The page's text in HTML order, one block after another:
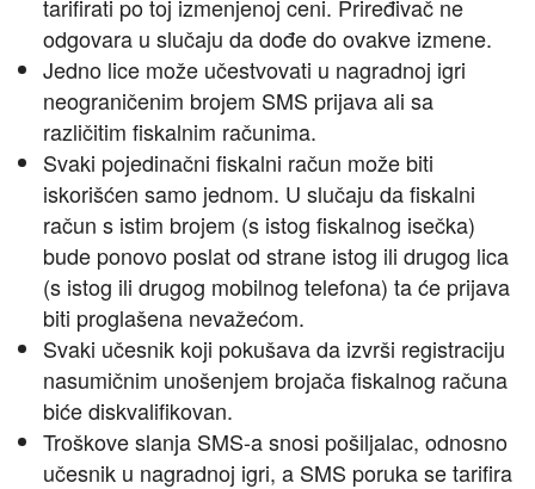
tarifirati po toj izmenjenoj ceni. Priređivač ne
odgovara u slučaju da dođe do ovakve izmene.
Jedno lice može učestvovati u nagradnoj igri
neograničenim brojem SMS prijava ali sa
različitim fiskalnim računima.
Svaki pojedinačni fiskalni račun može biti
iskorišćen samo jednom. U slučaju da fiskalni
račun s istim brojem (s istog fiskalnog isečka)
bude ponovo poslat od strane istog ili drugog lica
(s istog ili drugog mobilnog telefona) ta će prijava
biti proglašena nevažećom.
Svaki učesnik koji pokušava da izvrši registraciju
nasumičnim unošenjem brojača fiskalnog računa
biće diskvalifikovan.
Troškove slanja SMS-a snosi pošiljalac, odnosno
učesnik u nagradnoj igri, a SMS poruka se tarifira